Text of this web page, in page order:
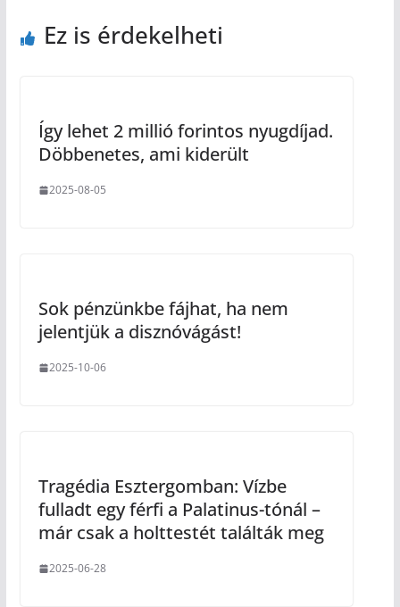
Ez is érdekelheti
Így lehet 2 millió forintos nyugdíjad.
Döbbenetes, ami kiderült
2025-08-05
Sok pénzünkbe fájhat, ha nem
jelentjük a disznóvágást!
2025-10-06
Tragédia Esztergomban: Vízbe
fulladt egy férfi a Palatinus-tónál –
már csak a holttestét találták meg
2025-06-28